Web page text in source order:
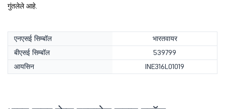
गुंतलेले आहे.
एनएसई सिम्बॉल
भारतवायर
बीएसई सिम्बॉल
539799
आयसिन
INE316L01019